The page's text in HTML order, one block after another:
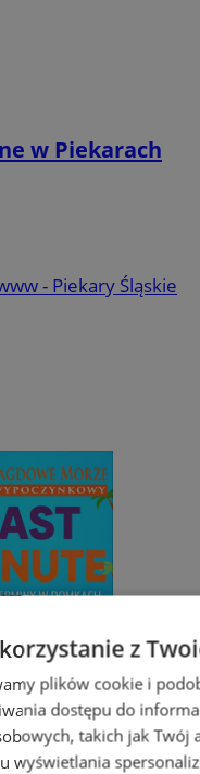
w Piekarach
- Piekary Śląskie
z
plików cookie i
dostępu do
takich jak
wyświetlania